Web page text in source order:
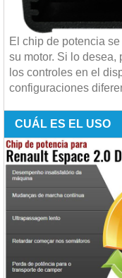
El chip de potencia
su motor. Si lo desea,
los controles en el
configuraciones
CUÁL ES EL USO